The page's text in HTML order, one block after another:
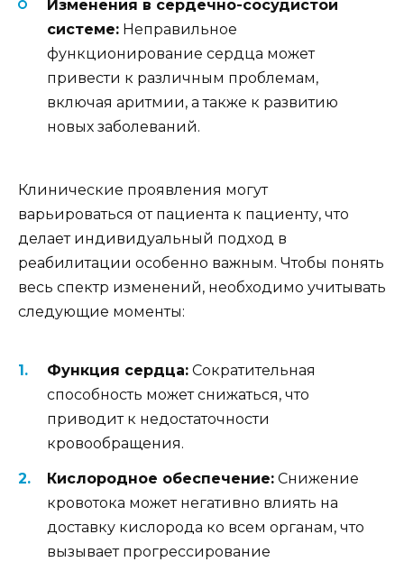
Изменения в сердечно-сосудистой
системе: Неправильное
функционирование сердца может
привести к различным проблемам,
включая аритмии, а также к развитию
новых заболеваний.
Клинические проявления могут
варьироваться от пациента к пациенту, что
делает индивидуальный подход в
реабилитации особенно важным. Чтобы понять
весь спектр изменений, необходимо учитывать
следующие моменты:
Функция сердца: Сократительная
способность может снижаться, что
приводит к недостаточности
кровообращения.
Кислородное обеспечение: Снижение
кровотока может негативно влиять на
доставку кислорода ко всем органам, что
вызывает прогрессирование